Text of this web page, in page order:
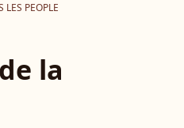
LES PEOPLE
la